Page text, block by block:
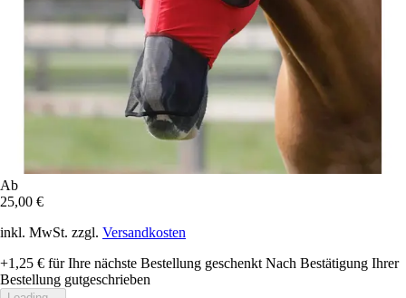
Ab
25,00 €
inkl. MwSt. zzgl. Versandkosten
+1,25 € für Ihre nächste Bestellung geschenkt Nach Bestätigung Ihrer
Bestellung gutgeschrieben